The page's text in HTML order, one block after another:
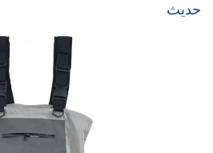
حديث